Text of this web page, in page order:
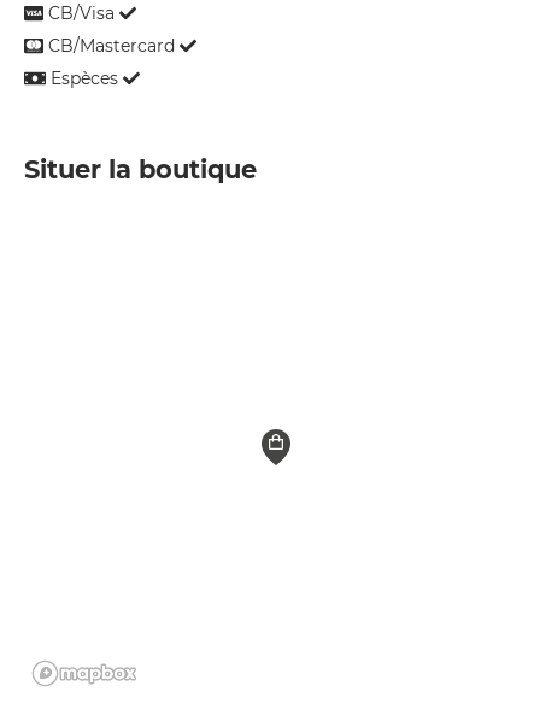
CB/Visa
CB/Mastercard
Espèces
Situer la boutique